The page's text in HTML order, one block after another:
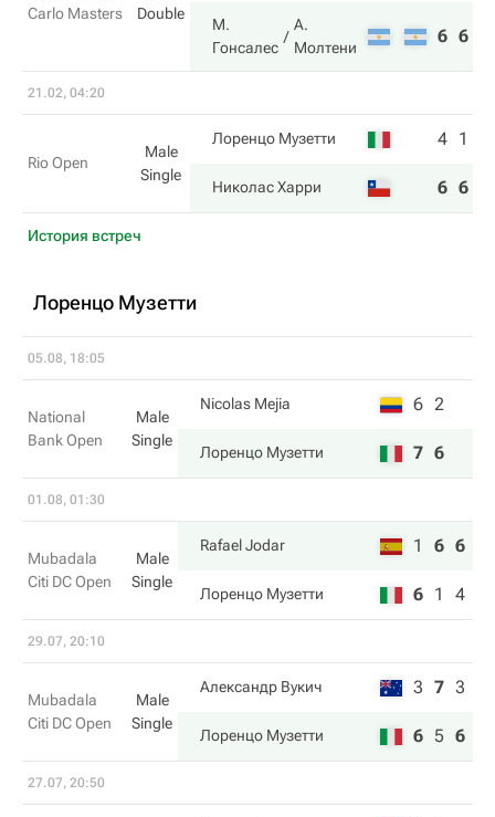
Carlo Masters
Double
М.
Гонсалес
А.
Молтени
6 6
21.02, 04:20
Rio Open
Male
Single
Лоренцо Музетти 4 1
Николас Харри 6 6
История встреч
Лоренцо Музетти
05.08, 18:05
National
Bank Open
Male
Single
Nicolas Mejia 6 2
Лоренцо Музетти 7 6
01.08, 01:30
Mubadala
Citi DC Open
Male
Single
Rafael Jodar 1 6 6
Лоренцо Музетти 6 1 4
29.07, 20:10
Mubadala
Citi DC Open
Male
Single
Александр Вукич 3 7 3
Лоренцо Музетти 6 5 6
27.07, 20:50